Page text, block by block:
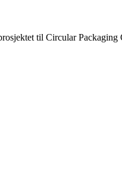
til Circular